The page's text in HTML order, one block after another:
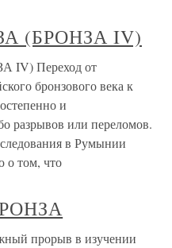
(БРОНЗА IV)
Переход от
бронзового века к
и
разрывов или переломов.
в Румынии
о том, что
прорыв в изучении